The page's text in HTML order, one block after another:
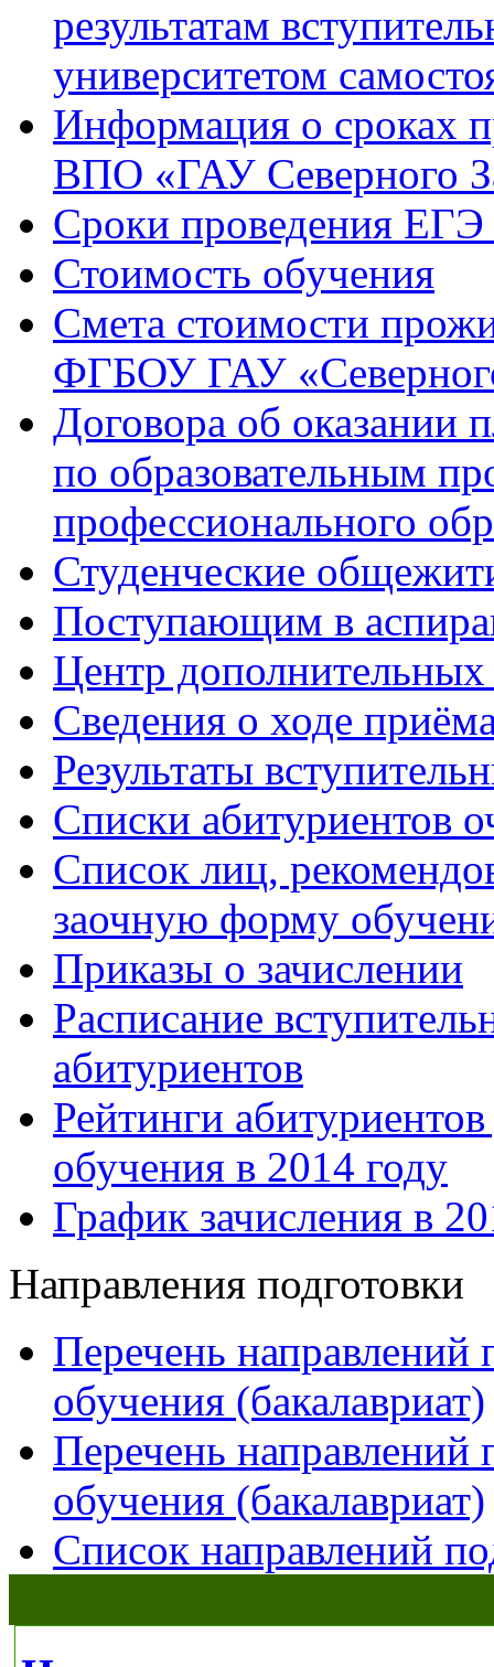
результатам
университетом
Информация о сроках
ВПО «ГАУ Северного
Сроки проведения ЕГЭ
Стоимость обучения
Смета стоимости
ФГБОУ ГАУ
Договора об оказании
по образовательным
профессионального
Студенческие
Поступающим в
Центр дополнительных
Сведения о ходе
Результаты
Списки абитуриентов
Список лиц,
заочную форму
Приказы о зачислении
Расписание
абитуриентов
Рейтинги
обучения в 2014 году
График зачисления в
Направления подготовки
Перечень
обучения (бакалавриат)
Перечень
обучения (бакалавриат)
Список направлений